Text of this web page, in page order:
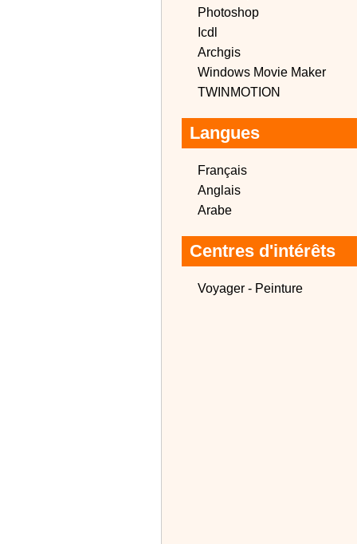
Photoshop
Icdl
Archgis
Windows Movie Maker
TWINMOTION
Langues
Français
Anglais
Arabe
Centres d'intérêts
Voyager - Peinture